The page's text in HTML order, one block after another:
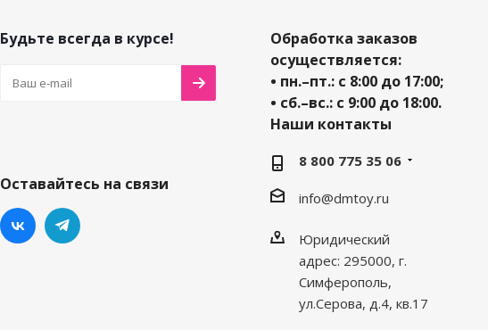
Будьте всегда в курсе!
Оставайтесь на связи
Обработка заказов
осуществляется:
• пн.–пт.: с 8:00 до 17:00;
• сб.–вс.: с 9:00 до 18:00.
Наши контакты
8 800 775 35 06
info@dmtoy.ru
Юридический
адрес: 295000, г.
Симферополь,
ул.Серова, д.4, кв.17